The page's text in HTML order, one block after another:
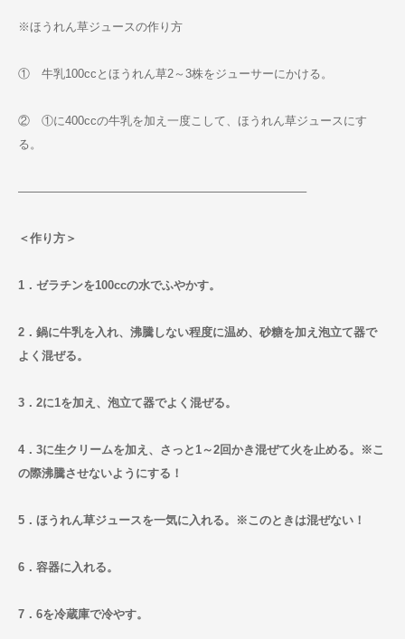
※ほうれん草ジュースの作り方
① 牛乳100ccとほうれん草2～3株をジューサーにかける。
② ①に400ccの牛乳を加え一度こして、ほうれん草ジュースにす
る。
————————————————————————–
＜作り方＞
1．ゼラチンを100ccの水でふやかす。
2．鍋に牛乳を入れ、沸騰しない程度に温め、砂糖を加え泡立て器で
よく混ぜる。
3．2に1を加え、泡立て器でよく混ぜる。
4．3に生クリームを加え、さっと1～2回かき混ぜて火を止める。※こ
の際沸騰させないようにする！
5．ほうれん草ジュースを一気に入れる。※このときは混ぜない！
6．容器に入れる。
7．6を冷蔵庫で冷やす。